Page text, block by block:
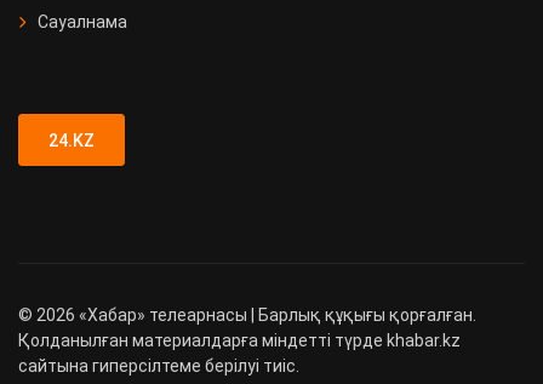
Сауалнама
24.KZ
© 2026 «Хабар» телеарнасы | Барлық құқығы қорғалған.
Қолданылған материалдарға міндетті түрде khabar.kz
сайтына гиперсілтеме берілуі тиіс.